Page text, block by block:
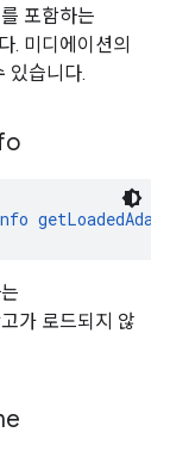
포함하는
. 미디에이션의
있습니다.
가 로드되지 않